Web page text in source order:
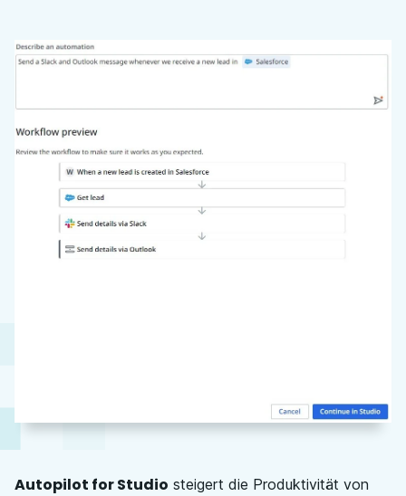
Autopilot for Studio steigert die Produktivität von